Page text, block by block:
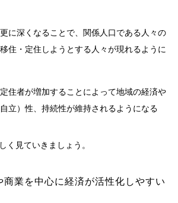
に深くなることで、関係人口である人々の
住・定住しようとする人々が現れるように
住者が増加することによって地域の経済や
立）性、持続性が維持されるようになる
く見ていきましょう。
商業を中心に経済が活性化しやすい